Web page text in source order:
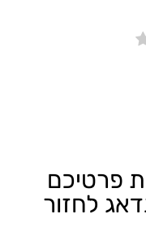
פרטיכם
לחזור